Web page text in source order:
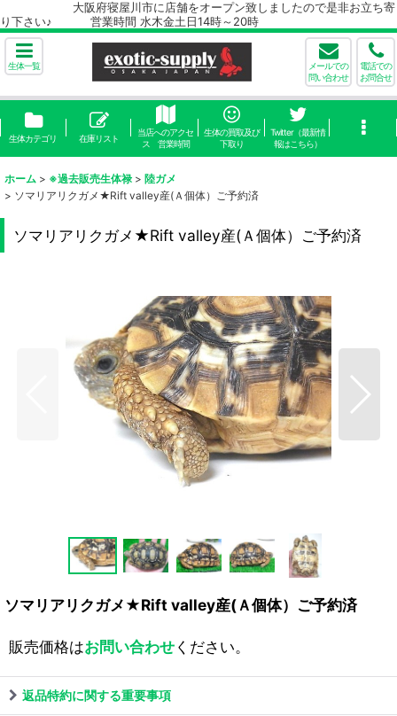
大阪府寝屋川市に店舗をオープン致しましたので是非お立ち寄
り下さい♪ 営業時間 水木金土日14時～20時
生体一覧
メールでの
問い合わせ
電話での
お問合せ
生体カテゴリ 在庫リスト
当店へのアクセ
ス 営業時間
生体の買取及び
下取り
Twitter（最新情
報はこちら）
ホーム > ※過去販売生体禄 > 陸ガメ
> ソマリアリクガメ★Rift valley産(Ａ個体）ご予約済
ソマリアリクガメ★Rift valley産(Ａ個体）ご予約済
ソマリアリクガメ★Rift valley産(Ａ個体）ご予約済
販売価格はお問い合わせください。
返品特約に関する重要事項